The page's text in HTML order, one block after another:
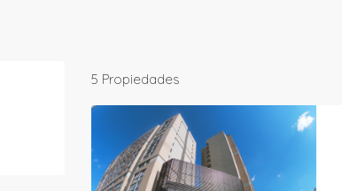
5 Propiedades